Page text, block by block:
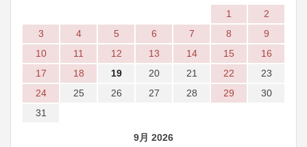
1
2
3
4 5 6 7 8
9
10
11 12 13 14 15
16
17
18 19 20 21 22
23
24
25 26 27 28 29
30
31
9月 2026